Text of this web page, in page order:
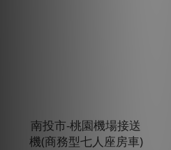
南投市-桃園機場接送
機(商務型七人座房車)